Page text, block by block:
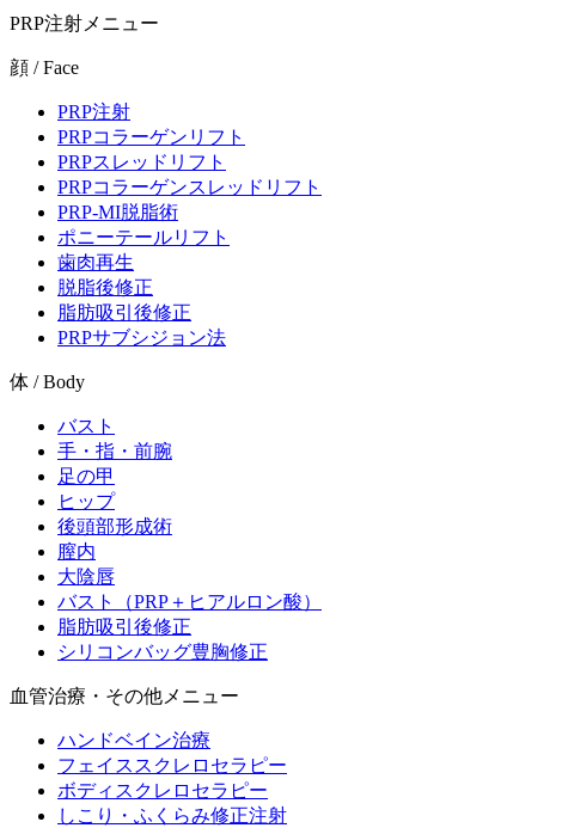
PRP注射メニュー
顔 / Face
PRP注射
PRPコラーゲンリフト
PRPスレッドリフト
PRPコラーゲンスレッドリフト
PRP-MI脱脂術
ポニーテールリフト
歯肉再生
脱脂後修正
脂肪吸引後修正
PRPサブシジョン法
体 / Body
バスト
手・指・前腕
足の甲
ヒップ
後頭部形成術
膣内
大陰唇
バスト（PRP＋ヒアルロン酸）
脂肪吸引後修正
シリコンバッグ豊胸修正
血管治療・その他メニュー
ハンドベイン治療
フェイススクレロセラピー
ボディスクレロセラピー
しこり・ふくらみ修正注射